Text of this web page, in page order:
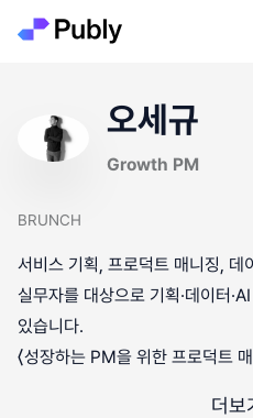
오세규
Growth PM
BRUNCH
서비스 기획, 프로덕트 매니징, 데
실무자를 대상으로 기획·데이터
있습니다.
⟨성장하는 PM을 위한 프로덕트
더보